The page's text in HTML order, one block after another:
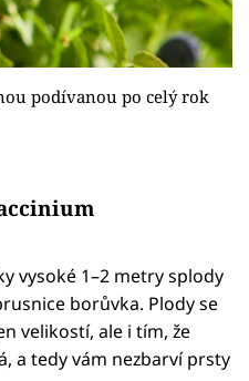
podívanou po celý rok
vysoké 1–2 metry splody
borůvka. Plody se
velikostí, ale i tím, že
a tedy vám nezbarví prsty